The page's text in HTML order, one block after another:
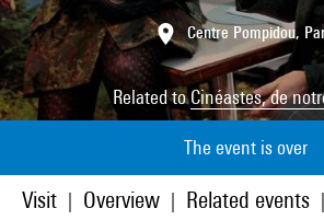
Centre Pompidou,
Related toCinéastes, de
The event is over
Visit Overview Related events